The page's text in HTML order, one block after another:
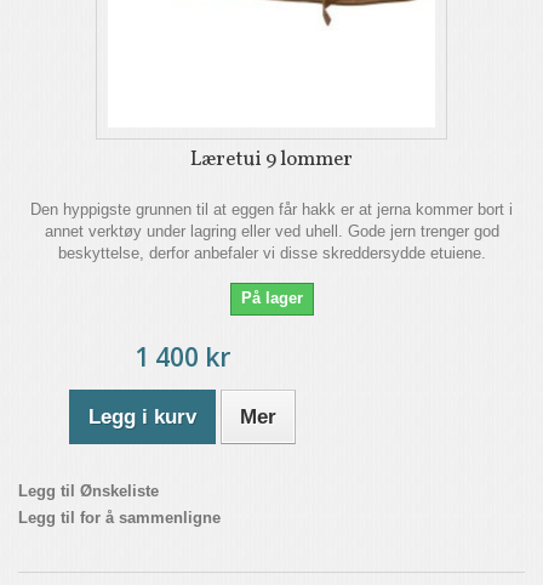
Læretui 9 lommer
Den hyppigste grunnen til at eggen får hakk er at jerna kommer bort i
annet verktøy under lagring eller ved uhell. Gode jern trenger god
beskyttelse, derfor anbefaler vi disse skreddersydde etuiene.
På lager
1 400 kr
Legg i kurv Mer
Legg til Ønskeliste
Legg til for å sammenligne